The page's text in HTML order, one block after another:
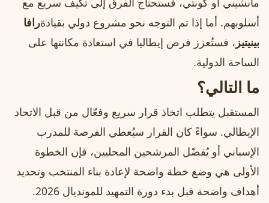
أسلوبهم. أما إذا تم التوجه نحو مشروع دولي بقيادةرافا
بينيتيز ، فستُعزز فرص إيطاليا في استعادة مكانتها على
الساحة الدولية.
ما التالي؟
المستقبل يتطلب اتخاذ قرار سريع وفعّال من قبل الاتحاد
الإيطالي. سواءً كان القرار سيُعطي الفرصة للمدرب
الإسباني أو يُفضّل المرشحين المحليين، فإن الخطوة
الأولى هي وضع خطة واضحة لإعادة بناء المنتخب وتحديد
أهداف واضحة قبل بدء دورة التمهيد للمونديال 2026.